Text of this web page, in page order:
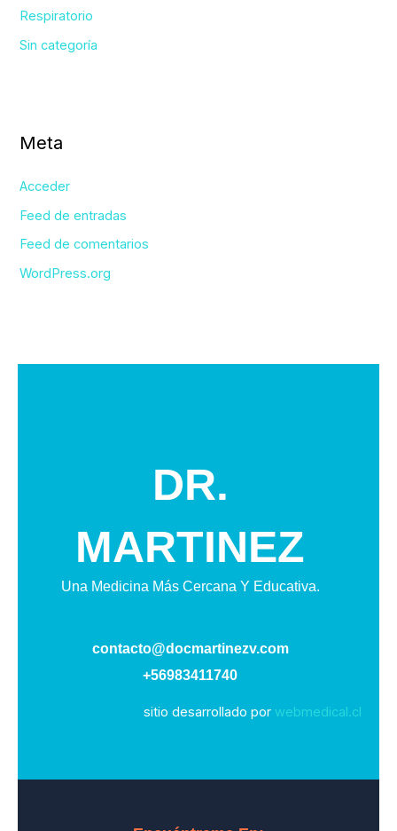
Respiratorio
Sin categoría
Meta
Acceder
Feed de entradas
Feed de comentarios
WordPress.org
DR.
MARTINEZ
Una Medicina Más Cercana Y Educativa.
contacto@docmartinezv.com
+56983411740
sitio desarrollado por webmedical.cl